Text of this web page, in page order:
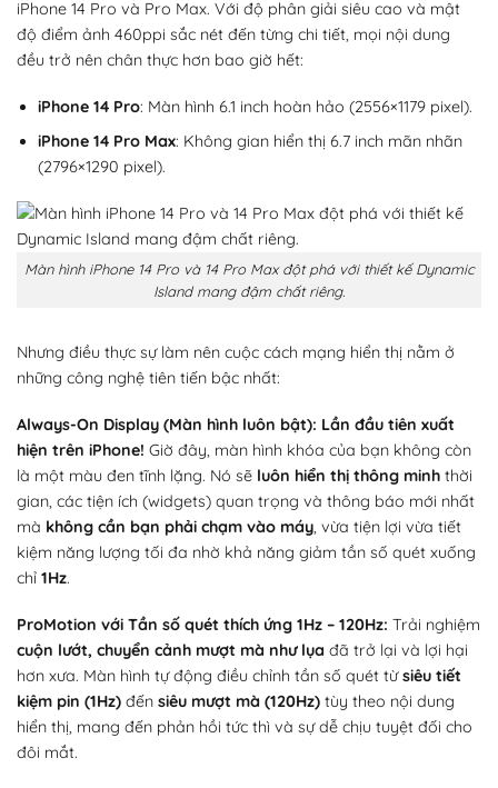
iPhone 14 Pro và Pro Max. Với độ phân giải siêu cao và mật
độ điểm ảnh 460ppi sắc nét đến từng chi tiết, mọi nội dung
đều trở nên chân thực hơn bao giờ hết:
iPhone 14 Pro: Màn hình 6.1 inch hoàn hảo (2556×1179 pixel).
iPhone 14 Pro Max: Không gian hiển thị 6.7 inch mãn nhãn
(2796×1290 pixel).
Màn hình iPhone 14 Pro và 14 Pro Max đột phá với thiết kế Dynamic
Island mang đậm chất riêng.
Nhưng điều thực sự làm nên cuộc cách mạng hiển thị nằm ở
những công nghệ tiên tiến bậc nhất:
Always-On Display (Màn hình luôn bật): Lần đầu tiên xuất
hiện trên iPhone! Giờ đây, màn hình khóa của bạn không còn
là một màu đen tĩnh lặng. Nó sẽ luôn hiển thị thông minh thời
gian, các tiện ích (widgets) quan trọng và thông báo mới nhất
mà không cần bạn phải chạm vào máy, vừa tiện lợi vừa tiết
kiệm năng lượng tối đa nhờ khả năng giảm tần số quét xuống
chỉ 1Hz.
ProMotion với Tần số quét thích ứng 1Hz – 120Hz: Trải nghiệm
cuộn lướt, chuyển cảnh mượt mà như lụa đã trở lại và lợi hại
hơn xưa. Màn hình tự động điều chỉnh tần số quét từsiêu tiết
kiệm pin (1Hz) đến siêu mượt mà (120Hz) tùy theo nội dung
hiển thị, mang đến phản hồi tức thì và sự dễ chịu tuyệt đối cho
đôi mắt.